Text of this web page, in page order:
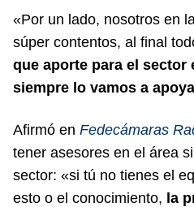
«Por un lado, nosotros en
súper contentos, al final
que aporte para el sector
siempre lo vamos a
Afirmó en Fedecámaras
tener asesores en el área
sector: «si tú no tienes el
esto o el conocimiento, la